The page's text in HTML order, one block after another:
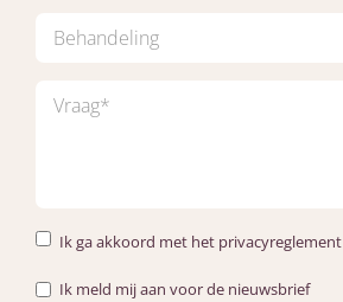
Ik ga akkoord met het privacyreglement
Ik meld mij aan voor de nieuwsbrief